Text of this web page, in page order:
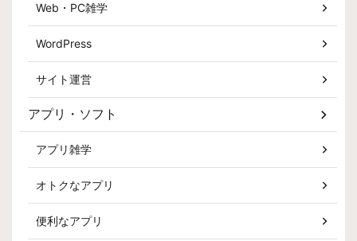
Web・PC雑学
WordPress
サイト運営
アプリ・ソフト
アプリ雑学
オトクなアプリ
便利なアプリ